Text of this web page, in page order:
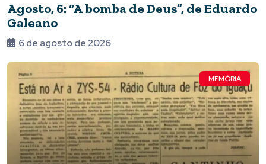
Agosto, 6: “A bomba de Deus”, de Eduardo
Galeano
6 de agosto de 2026
MEMÓRIA